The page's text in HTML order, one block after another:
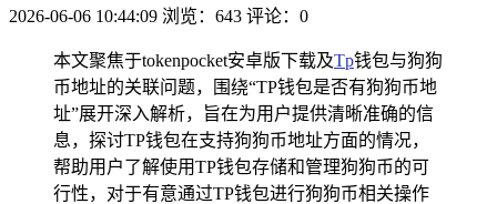
2026-06-06 10:44:09 浏览：643 评论：0
本文聚焦于tokenpocket安卓版下载及Tp钱包与狗狗
币地址的关联问题，围绕“TP钱包是否有狗狗币地
址”展开深入解析，旨在为用户提供清晰准确的信
息，探讨TP钱包在支持狗狗币地址方面的情况，
帮助用户了解使用TP钱包存储和管理狗狗币的可
行性，对于有意通过TP钱包进行狗狗币相关操作